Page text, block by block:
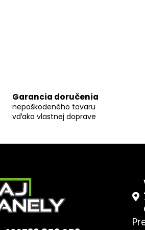
Garancia doručenia
nepoškodeného tovaru
vďaka vlastnej doprave